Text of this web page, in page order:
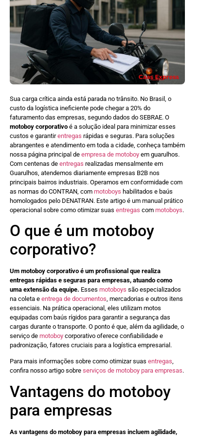
Sua carga crítica ainda está parada no trânsito. No Brasil, o
custo da logística ineficiente pode chegar a 20% do
faturamento das empresas, segundo dados do SEBRAE. O
motoboy corporativo é a solução ideal para minimizar esses
custos e garantirentregas rápidas e seguras. Para soluções
abrangentes e atendimento em toda a cidade, conheça também
nossa página principal de empresa de motoboy em guarulhos.
Com centenas de entregas realizadas mensalmente em
Guarulhos, atendemos diariamente empresas B2B nos
principais bairros industriais. Operamos em conformidade com
as normas do CONTRAN, com motoboys habilitados e baús
homologados pelo DENATRAN. Este artigo é um manual prático
operacional sobre como otimizar suas entregas com motoboys.
O que é um motoboy
corporativo?
Um motoboy corporativo é um profissional que realiza
entregas rápidas e seguras para empresas, atuando como
uma extensão da equipe. Esses motoboys são especializados
na coleta e entrega de documentos , mercadorias e outros itens
essenciais. Na prática operacional, eles utilizam motos
equipadas com baús rígidos para garantir a segurança das
cargas durante o transporte. O ponto é que, além da agilidade, o
serviço de motoboy corporativo oferece confiabilidade e
padronização, fatores cruciais para a logística empresarial.
Para mais informações sobre como otimizar suas entregas,
confira nosso artigo sobre serviços de motoboy para empresas.
Vantagens do motoboy
para empresas
As vantagens do motoboy para empresas incluem agilidade,